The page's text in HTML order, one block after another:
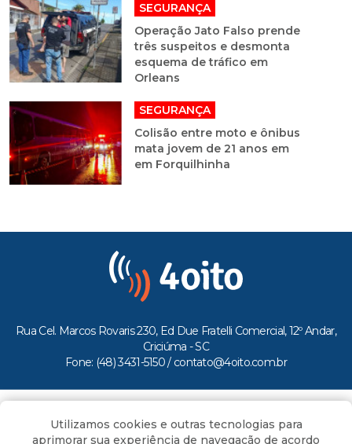
SEGURANÇA
Operação Jato Falso prende
três suspeitos e desmonta
esquema de tráfico em
Orleans
SEGURANÇA
Colisão entre moto e ônibus
mata jovem de 21 anos em
em Forquilhinha
Rua Cel. Marcos Rovaris 230, Ed Due Fratelli Comercial, 12º Andar,
Criciúma - SC
Fone: (48) 3431-5150 / contato@4oito.com.br
Todos os direitos reservados ao Portal 4oito
Utilizamos cookies e outras tecnologias para
aprimorar sua experiência de navegação de acordo